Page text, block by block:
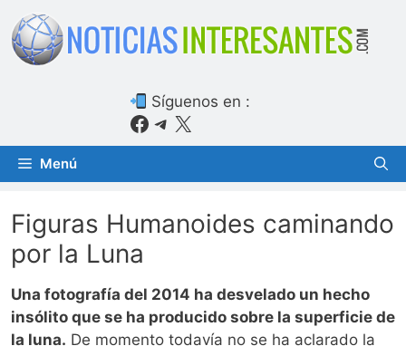
Saltar
contenido
Síguenos en :
Facebook
Telegram
X
Menú
Figuras Humanoides caminando
por la Luna
Una fotografía del 2014 ha desvelado un hecho
insólito que se ha producido sobre la superficie de
la luna. De momento todavía no se ha aclarado la